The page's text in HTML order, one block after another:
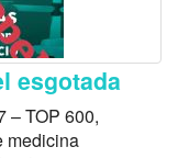
esgotada
– TOP 600,
medicina